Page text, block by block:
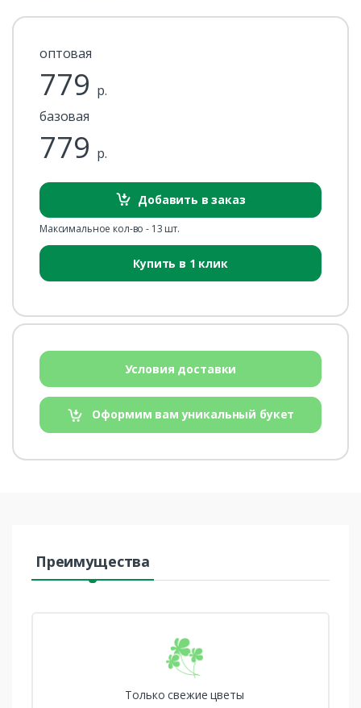
оптовая
779 р.
базовая
779 р.
Добавить в заказ
Максимальное кол-во - 13 шт.
Купить в 1 клик
Условия доставки
Оформим вам уникальный букет
Преимущества
Только свежие цветы